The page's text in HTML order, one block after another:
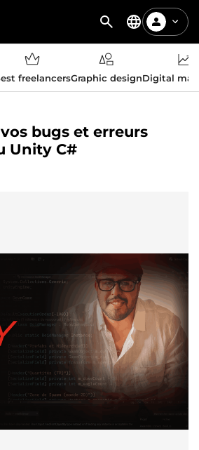
freelancersGraphic designDigital
bugs et erreurs
Unity C#